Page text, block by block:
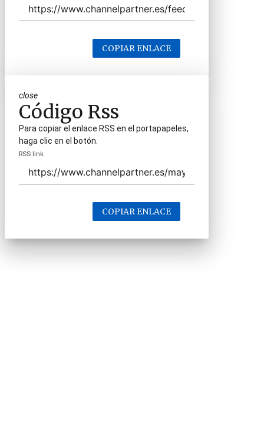
COPIAR ENLACE
close
Código Rss
Para copiar el enlace RSS en el portapapeles,
haga clic en el botón.
RSS link
COPIAR ENLACE